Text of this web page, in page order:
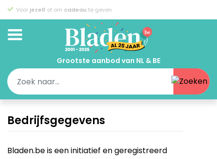
Voor jezelf of om cadeau te geven
Grootste aanbod van NL & BE
Bedrijfsgegevens
Bladen.be is een initiatief en geregistreerd